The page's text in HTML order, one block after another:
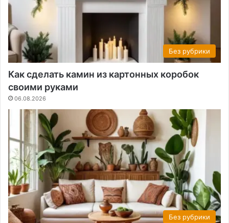
Без рубрики
Как сделать камин из картонных коробок
своими руками
06.08.2026
Без рубрики